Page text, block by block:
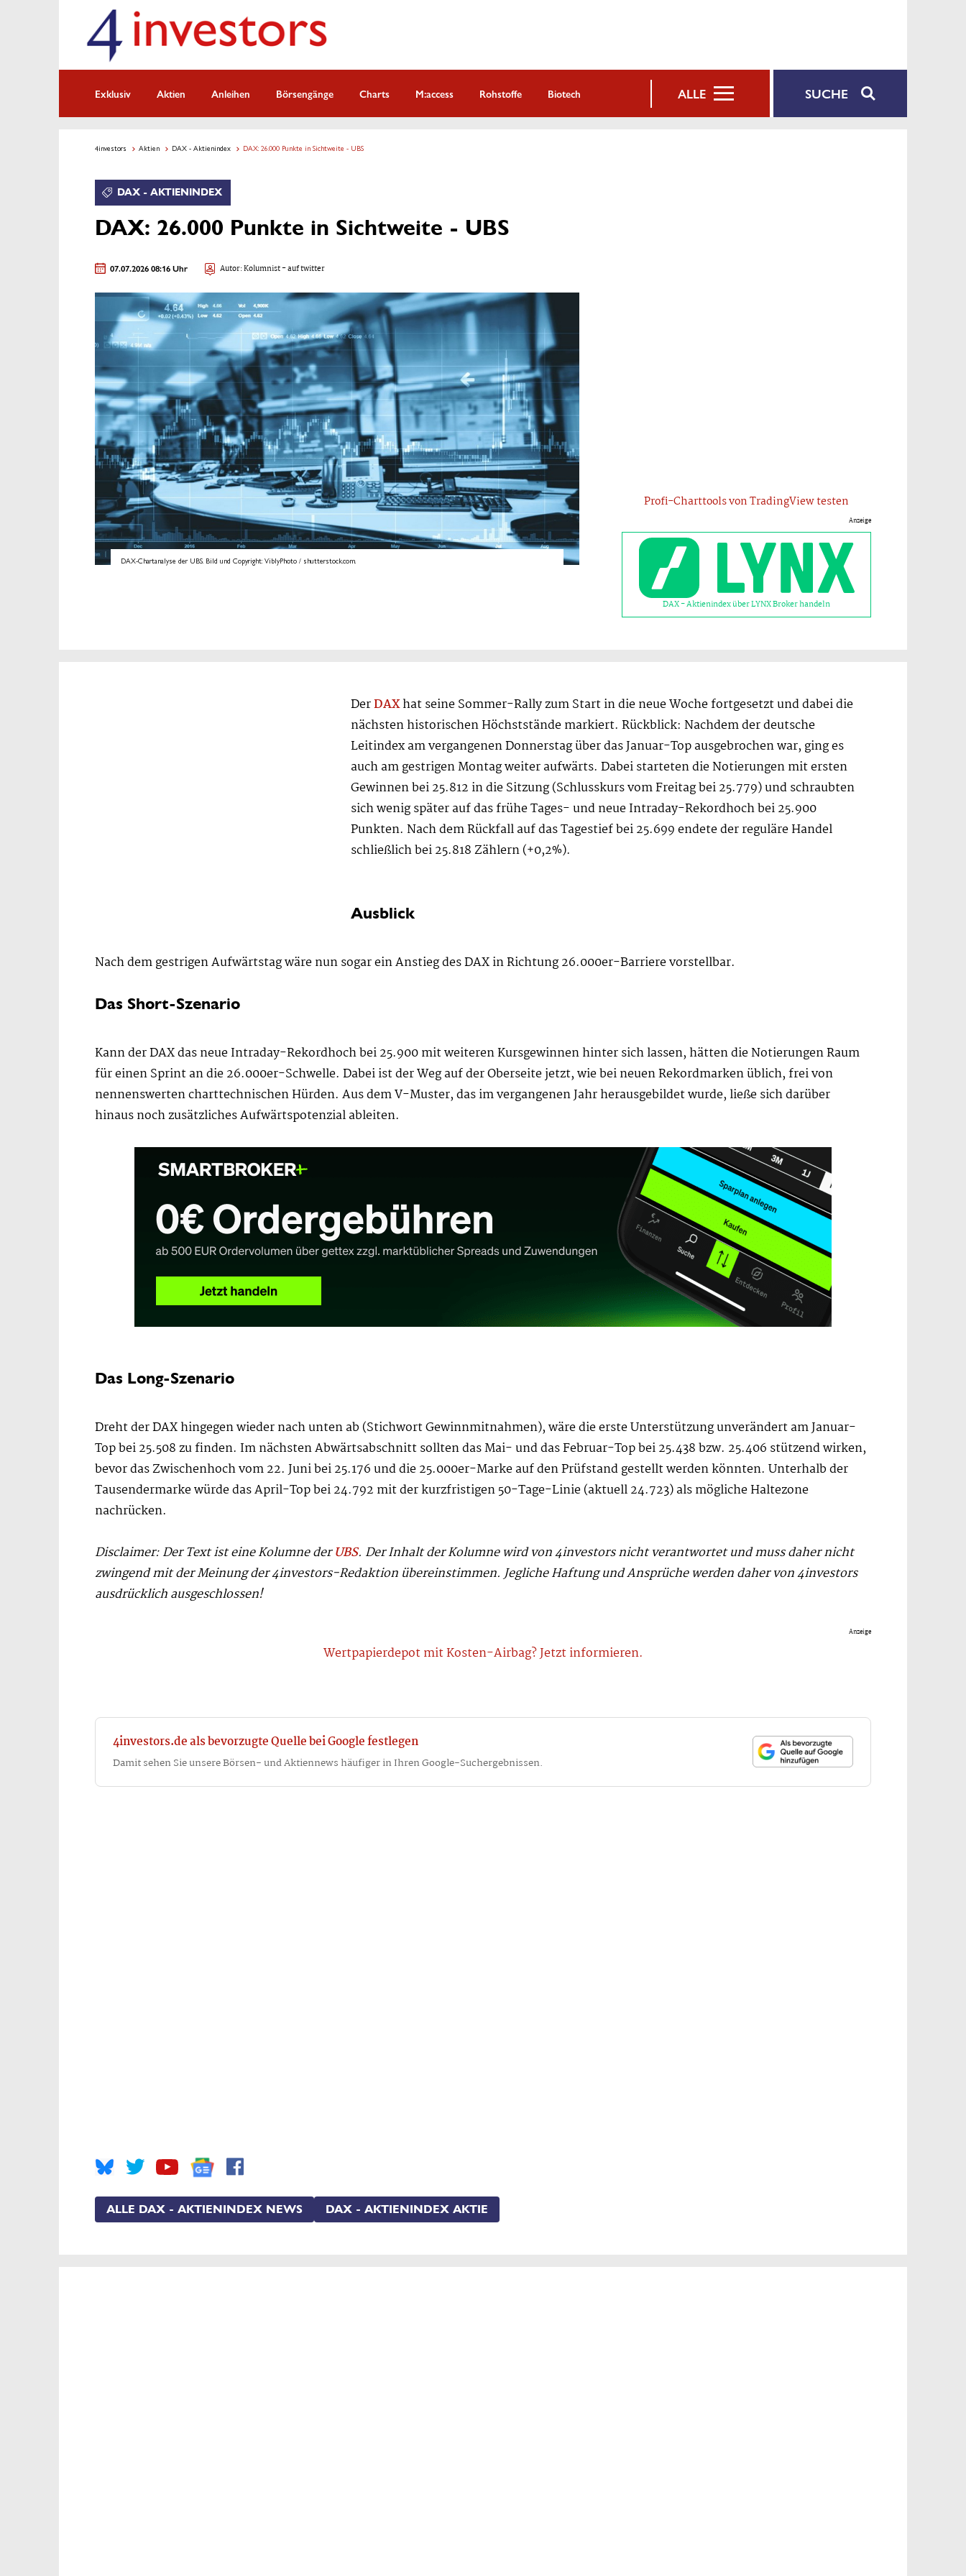
SUCHE
ALLE
Exklusiv Aktien Anleihen Börsengänge Charts M:access Rohstoffe Biotech
4investors Aktien DAX - Aktienindex DAX: 26.000 Punkte in Sichtweite - UBS
DAX - AKTIENINDEX
DAX: 26.000 Punkte in Sichtweite - UBS
07.07.2026 08:16 Uhr Autor:Kolumnist- auf twitter
DAX-Chartanalyse der UBS. Bild und Copyright: ViblyPhoto / shutterstock.com.
Profi-Charttools von TradingView testen
Anzeige
DAX - Aktienindex über LYNX Broker handeln
DerDAXhat seine Sommer-Rally zum Start in die neue Woche fortgesetzt und dabei die
nächsten historischen Höchststände markiert. Rückblick: Nachdem der deutsche
Leitindex am vergangenen Donnerstag über das Januar-Top ausgebrochen war, ging es
auch am gestrigen Montag weiter aufwärts. Dabei starteten die Notierungen mit ersten
Gewinnen bei 25.812 in die Sitzung (Schlusskurs vom Freitag bei 25.779) und schraubten
sich wenig später auf das frühe Tages- und neue Intraday-Rekordhoch bei 25.900
Punkten. Nach dem Rückfall auf das Tagestief bei 25.699 endete der reguläre Handel
schließlich bei 25.818 Zählern (+0,2%).
Ausblick
Nach dem gestrigen Aufwärtstag wäre nun sogar ein Anstieg des DAX in Richtung 26.000er-Barriere vorstellbar.
Das Short-Szenario
Kann der DAX das neue Intraday-Rekordhoch bei 25.900 mit weiteren Kursgewinnen hinter sich lassen, hätten die Notierungen Raum
für einen Sprint an die 26.000er-Schwelle. Dabei ist der Weg auf der Oberseite jetzt, wie bei neuen Rekordmarken üblich, frei von
nennenswerten charttechnischen Hürden. Aus dem V-Muster, das im vergangenen Jahr herausgebildet wurde, ließe sich darüber
hinaus noch zusätzliches Aufwärtspotenzial ableiten.
Das Long-Szenario
Dreht der DAX hingegen wieder nach unten ab (Stichwort Gewinnmitnahmen), wäre die erste Unterstützung unverändert am Januar-
Top bei 25.508 zu finden. Im nächsten Abwärtsabschnitt sollten das Mai- und das Februar-Top bei 25.438 bzw. 25.406 stützend wirken,
bevor das Zwischenhoch vom 22. Juni bei 25.176 und die 25.000er-Marke auf den Prüfstand gestellt werden könnten. Unterhalb der
Tausendermarke würde das April-Top bei 24.792 mit der kurzfristigen 50-Tage-Linie (aktuell 24.723) als mögliche Haltezone
nachrücken.
Disclaimer: Der Text ist eine Kolumne derUBS. Der Inhalt der Kolumne wird von 4investors nicht verantwortet und muss daher nicht
zwingend mit der Meinung der 4investors-Redaktion übereinstimmen. Jegliche Haftung und Ansprüche werden daher von 4investors
ausdrücklich ausgeschlossen!
Anzeige
Wertpapierdepot mit Kosten-Airbag? Jetzt informieren.
4investors.de als bevorzugte Quelle bei Google festlegen
Damit sehen Sie unsere Börsen- und Aktiennews häufiger in Ihren Google-Suchergebnissen.
ALLE DAX - AKTIENINDEX NEWS DAX - AKTIENINDEX AKTIE